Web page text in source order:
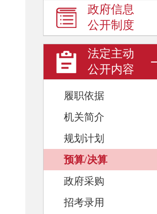
政府信息
公开制度
法定主动
公开内容
履职依据
机关简介
规划计划
预算/决算
政府采购
招考录用